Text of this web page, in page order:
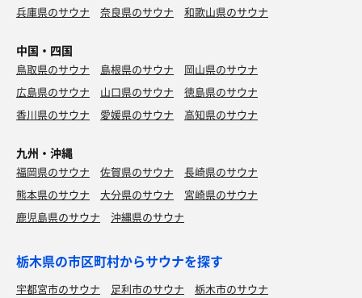
兵庫県のサウナ
奈良県のサウナ 和歌山県のサウナ
中国・四国
鳥取県のサウナ 島根県のサウナ
岡山県のサウナ
広島県のサウナ
山口県のサウナ
徳島県のサウナ
香川県のサウナ
愛媛県のサウナ 高知県のサウナ
九州・沖縄
福岡県のサウナ 佐賀県のサウナ
長崎県のサウナ
熊本県のサウナ
大分県のサウナ
宮崎県のサウナ
鹿児島県のサウナ
沖縄県のサウナ
栃木県の市区町村からサウナを探す
宇都宮市のサウナ 足利市のサウナ
栃木市のサウナ